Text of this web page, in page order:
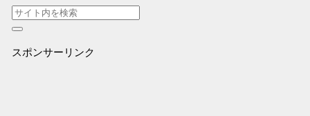
スポンサーリンク